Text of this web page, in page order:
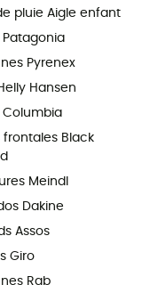
pluie Aigle enfant
Patagonia
Pyrenex
Hansen
Columbia
frontales Black
Meindl
Dakine
Assos
Giro
Rab